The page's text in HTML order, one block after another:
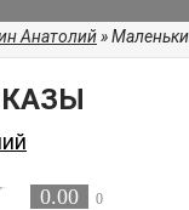
Анатолий»
0.00 0